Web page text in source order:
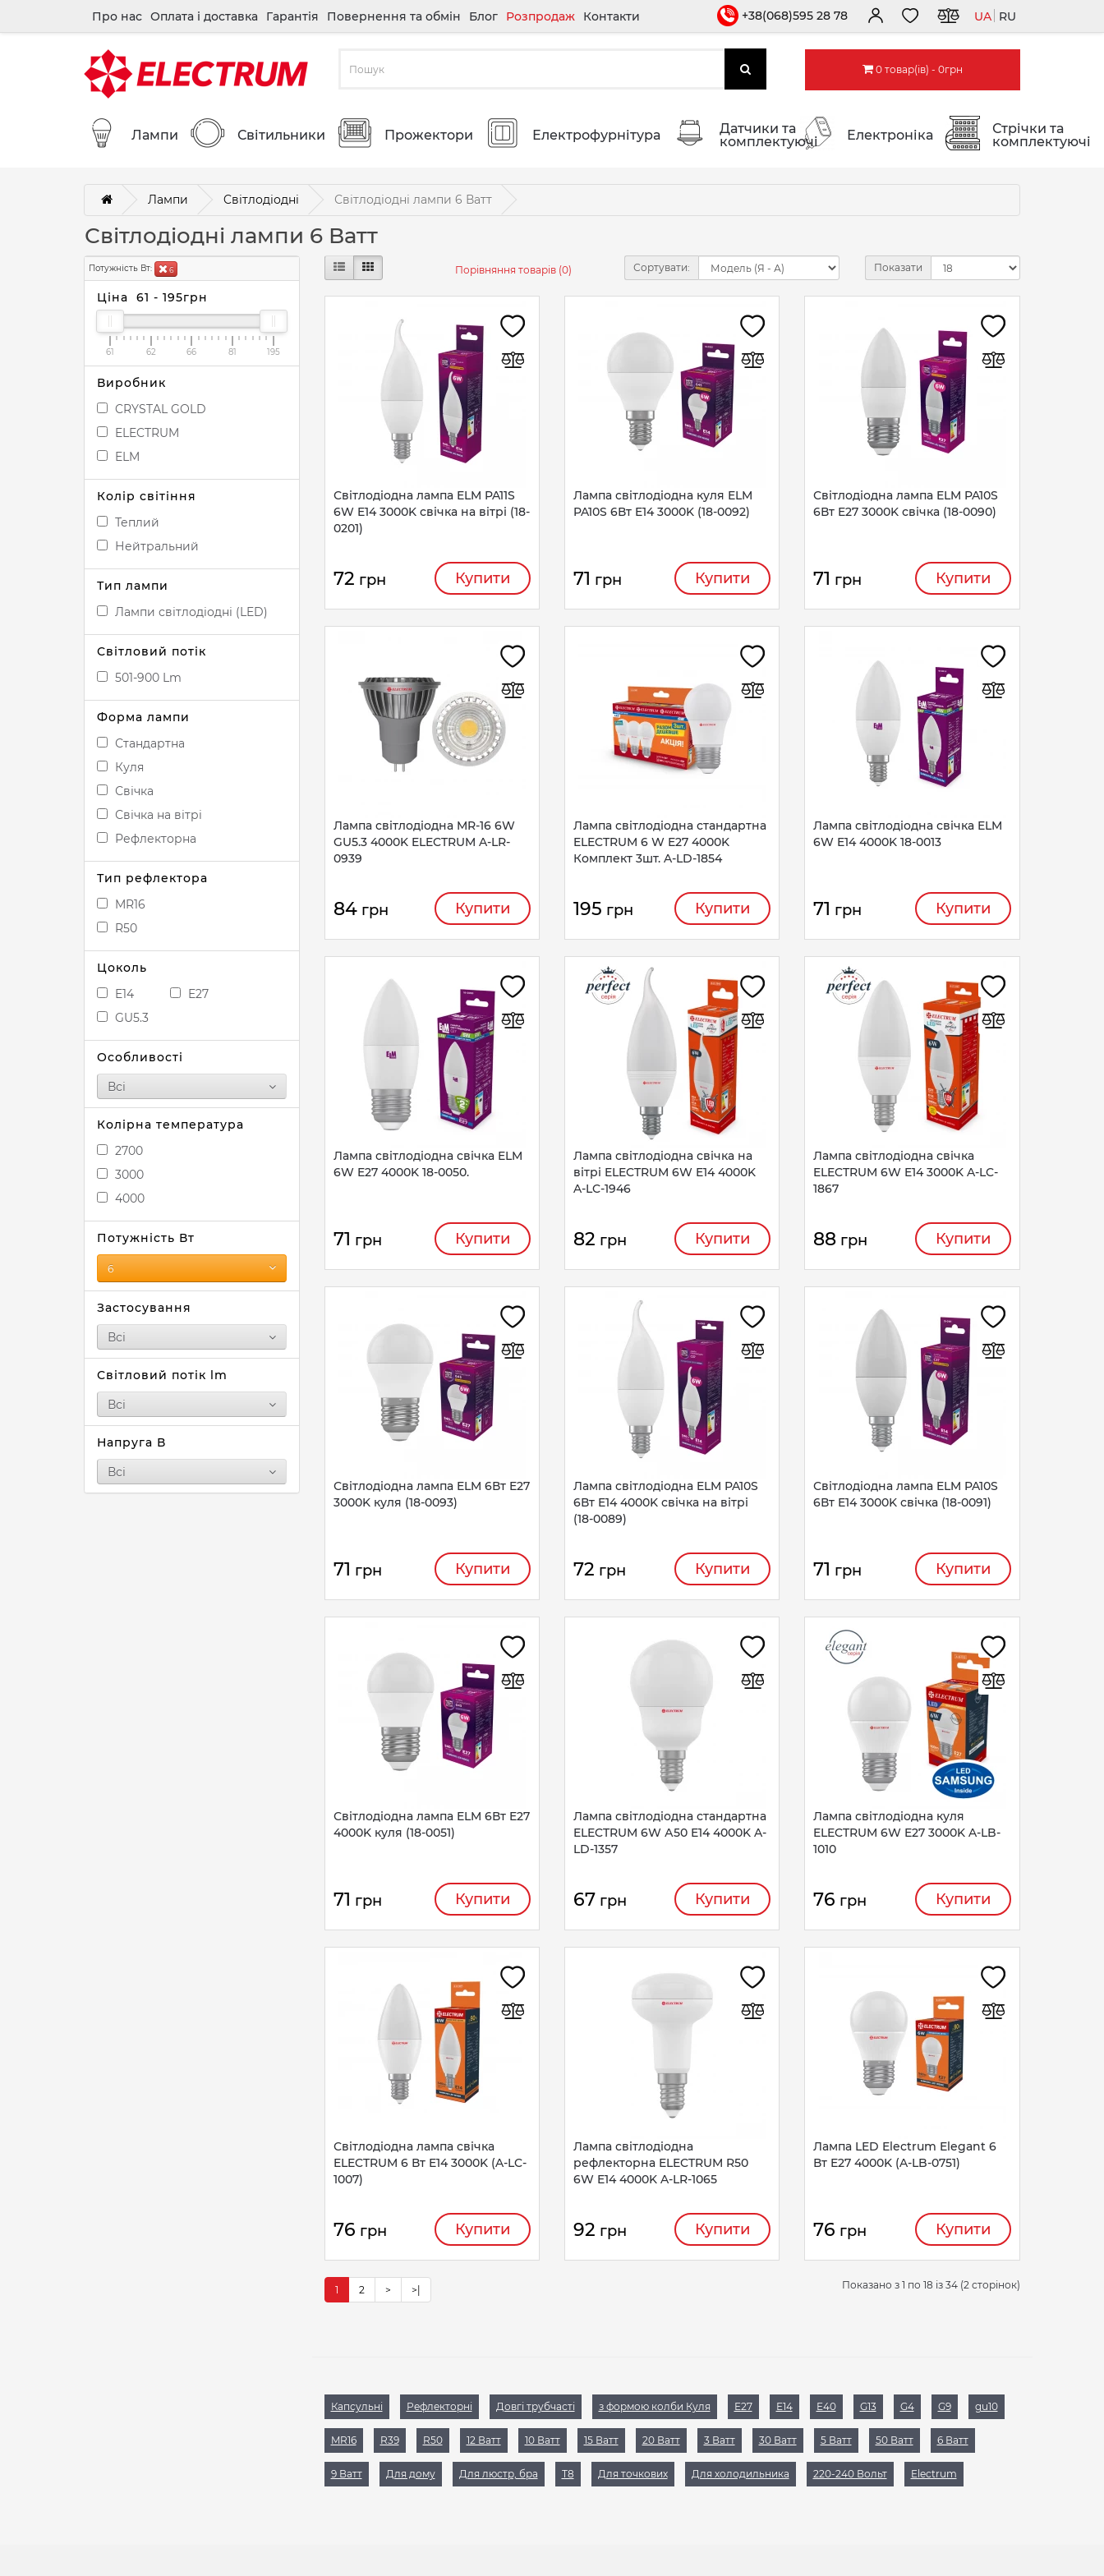
Про нас Оплата і доставка Гарантія Повернення та обмін Блог Розпродаж Контакти +38(068)595 28 78 UA RU
0 товар(ів) - 0грн
Лампи Світильники Прожектори Електрофурнітура
Датчики та
комплектуючі
Електроніка
Стрічки та
комплектуючі
Лампи Cвітлодіодні Світлодіодні лампи 6 Ватт
Світлодіодні лампи 6 Ватт
Потужність Вт: 6
Ціна 61 - 195грн
61 62 66 81 195
Виробник
CRYSTAL GOLD
ELECTRUM
ELM
Колір світіння
Теплий
Нейтральний
Тип лампи
Лампи світлодіодні (LED)
Світловий потік
501-900 Lm
Форма лампи
Стандартна
Куля
Свічка
Свічка на вітрі
Рефлекторна
Тип рефлектора
MR16
R50
Цоколь
E14
E27
GU5.3
Особливості
Всі
Колірна температура
2700
3000
4000
Потужність Вт
6
Застосування
Всі
Світловий потік lm
Всі
Напруга В
Всі
Порівняння товарів (0) Сортувати: Показати
Світлодіодна лампа ELM PA11S
6W E14 3000K свічка на вітрі (18-
0201)
72 грн Купити
Лампа світлодіодна куля ELM
PA10S 6Вт E14 3000K (18-0092)
71 грн Купити
Світлодіодна лампа ELM PA10S
6Вт E27 3000K свічка (18-0090)
71 грн Купити
Лампа світлодіодна MR-16 6W
GU5.3 4000K ELECTRUM A-LR-
0939
84 грн Купити
Лампа світлодіодна стандартна
ELECTRUM 6 W E27 4000K
Комплект 3шт. A-LD-1854
195 грн Купити
Лампа світлодіодна свічка ELM
6W E14 4000K 18-0013
71 грн Купити
Лампа світлодіодна свічка ELM
6W E27 4000K 18-0050.
71 грн Купити
Лампа світлодіодна свічка на
вітрі ELECTRUM 6W E14 4000K
A-LC-1946
82 грн Купити
Лампа світлодіодна свічка
ELECTRUM 6W E14 3000K A-LC-
1867
88 грн Купити
Світлодіодна лампа ELM 6Вт E27
3000K куля (18-0093)
71 грн Купити
Лампа світлодіодна ELM PA10S
6Вт E14 4000K свічка на вітрі
(18-0089)
72 грн Купити
Світлодіодна лампа ELM PA10S
6Вт E14 3000K свічка (18-0091)
71 грн Купити
Світлодіодна лампа ELM 6Вт E27
4000K куля (18-0051)
71 грн Купити
Лампа світлодіодна стандартна
ELECTRUM 6W А50 E14 4000K A-
LD-1357
67 грн Купити
Лампа світлодіодна куля
ELECTRUM 6W E27 3000K A-LB-
1010
76 грн Купити
Світлодіодна лампа свічка
ELECTRUM 6 Вт E14 3000K (A-LC-
1007)
76 грн Купити
Лампа світлодіодна
рефлекторна ELECTRUM R50
6W E14 4000K A-LR-1065
92 грн Купити
Лампа LED Electrum Elegant 6
Вт E27 4000K (A-LB-0751)
76 грн Купити
1 2 > >| Показано з 1 по 18 із 34 (2 сторінок)
Капсульні Рефлекторні Довгі трубчасті з формою колби Куля Е27 Е14 Е40 G13 G4 G9 gu10
MR16 R39 R50 12 Ватт 10 Ватт 15 Ватт 20 Ватт 3 Ватт 30 Ватт 5 Ватт 50 Ватт 6 Ватт
9 Ватт Для дому Для люстр, бра Т8 Для точкових Для холодильника 220-240 Вольт Electrum